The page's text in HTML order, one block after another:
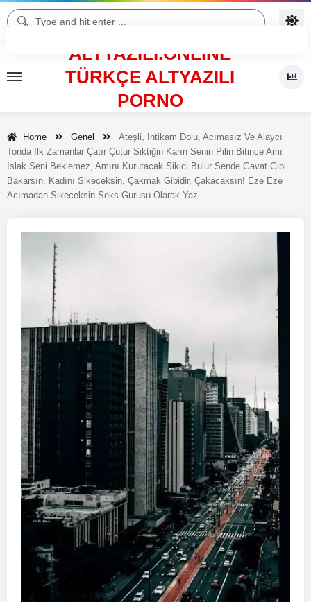
ALTYAZILI.ONLINE
TÜRKÇE ALTYAZILI
PORNO
Home Genel
Ateşli, Intikam Dolu, Acımasız Ve Alaycı
Tonda Ilk Zamanlar Çatır Çutur Siktiğin Karın Senin Pilin Bitince Amı
Islak Seni Beklemez, Amını Kurutacak Sikici Bulur Sende Gavat Gibi
Bakarsın. Kadını Sikeceksin. Çakmak Gibidir, Çakacaksın! Eze Eze
Acımadan Sikeceksin Seks Gurusu Olarak Yaz